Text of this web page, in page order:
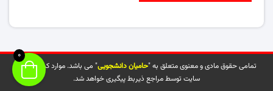
تمامی حقوق مادی و معنوی متعلق به "حامیان دانشجویی" می باشد. موارد کپی شده از
سایت توسط مراجع ذیربط پیگیری خواهد شد.
0